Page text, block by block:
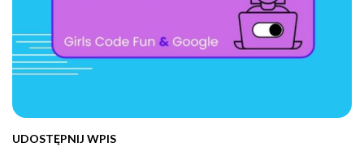
UDOSTĘPNIJ WPIS